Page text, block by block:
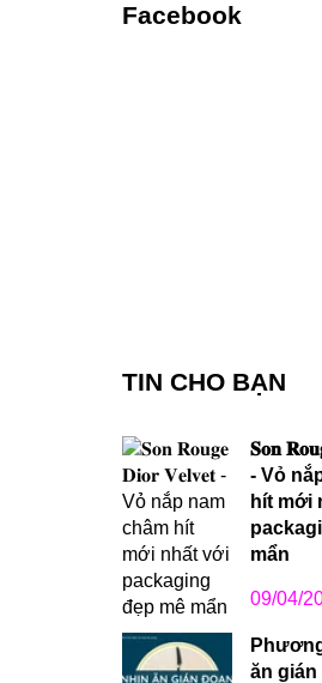
Facebook
TIN CHO BẠN
𝐒𝐨𝐧
- Vỏ
hít mới
mẩn
09/04/
ăn gián